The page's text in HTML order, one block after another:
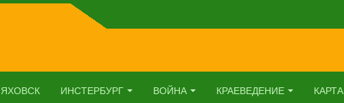
ИНСТЕРБУРГ ВОЙНА КРАЕВЕДЕНИЕ КАРТА